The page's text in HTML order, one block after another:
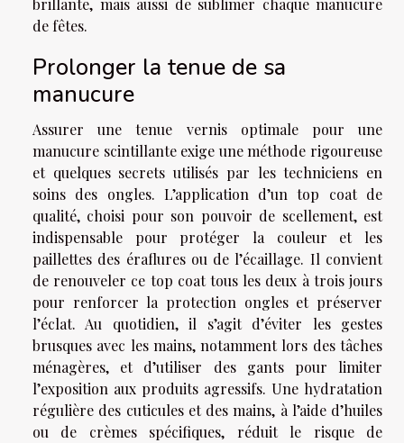
brillante, mais aussi de sublimer chaque manucure
de fêtes.
Prolonger la tenue de sa
manucure
Assurer une tenue vernis optimale pour une
manucure scintillante exige une méthode rigoureuse
et quelques secrets utilisés par les techniciens en
soins des ongles. L’application d’un top coat de
qualité, choisi pour son pouvoir de scellement, est
indispensable pour protéger la couleur et les
paillettes des éraflures ou de l’écaillage. Il convient
de renouveler ce top coat tous les deux à trois jours
pour renforcer la protection ongles et préserver
l’éclat. Au quotidien, il s’agit d’éviter les gestes
brusques avec les mains, notamment lors des tâches
ménagères, et d’utiliser des gants pour limiter
l’exposition aux produits agressifs. Une hydratation
régulière des cuticules et des mains, à l’aide d’huiles
ou de crèmes spécifiques, réduit le risque de